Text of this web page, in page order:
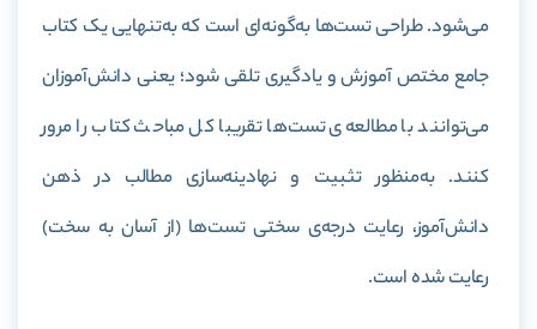
می‌شود. طراحی تست‌ها به‌گونه‌ای است که به‌تنهایی یک کتاب
جامع مختص آموزش و یادگیری تلقی شود؛ یعنی دانش‌آموزان
می‌توانند با مطالعه‌ی تست‌ها تقریبا کل مباحث کتاب را مرور
کنند. به‌منظور تثبیت و نهادینه‌سازی مطالب در ذهن
دانش‌آموز، رعایت درجه‌ی سختی تست‌ها (از آسان به سخت)
رعایت شده است.